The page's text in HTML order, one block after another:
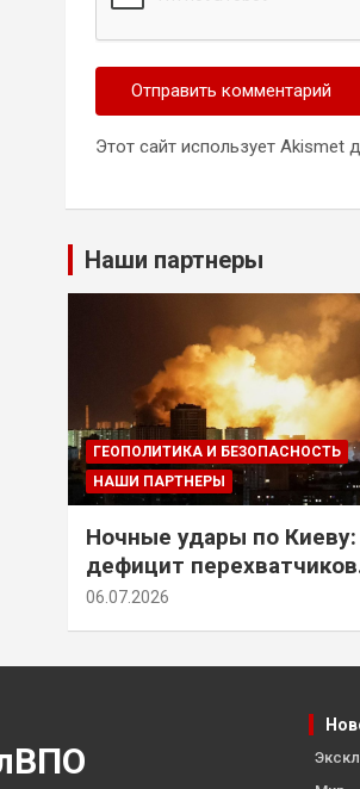
Этот сайт использует
Наши партнеры
ГЕОПОЛИТИКА И БЕЗОПАСНОСТЬ
НАШИ ПАРТНЕРЫ
Ночные удары по Киеву:
дефицит перехватчиков
Patriot и оборонительные
06.07.2026